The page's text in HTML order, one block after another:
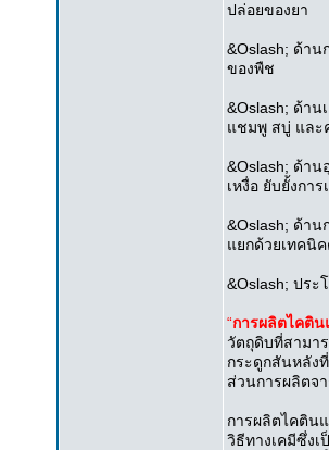
ปล่อยของยา
&Oslash; ด้าน
ของพืช
&Oslash; ด้า
แชมพู สบู่ และ
&Oslash; ด้า
เหงื่อ ยับยั้งกา
&Oslash; ด้าน
แยกด้วยเทคนิค
&Oslash; ปร
“การผลิตไคติ
วัตถุดิบที่สามา
กระดูกสันหลัง
ส่วนการผลิตจ
การผลิตไคติน
วิธีทางเคมีซึ่ง